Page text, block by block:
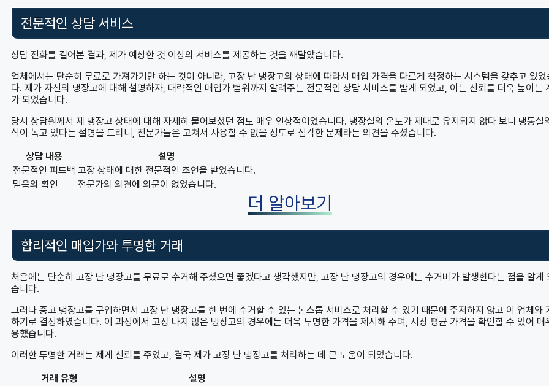
전문적인 상담 서비스
상담 전화를 걸어본 결과, 제가 예상한 것 이상의 서비스를 제공하는 것을 깨달았습니다.
업체에서는 단순히 무료로 가져가기만 하는 것이 아니라, 고장 난 냉장고의 상태에 따라서 매입 가격을 다르게 책정하는 시스템을 갖추고 있었
다. 제가 자신의 냉장고에 대해 설명하자, 대략적인 매입가 범위까지 알려주는 전문적인 상담 서비스를 받게 되었고, 이는 신뢰를 더욱 높이는
가 되었습니다.
당시 상담원께서 제 냉장고 상태에 대해 자세히 물어보셨던 점도 매우 인상적이었습니다. 냉장실의 온도가 제대로 유지되지 않다 보니 냉동실
식이 녹고 있다는 설명을 드리니, 전문가들은 고쳐서 사용할 수 없을 정도로 심각한 문제라는 의견을 주셨습니다.
상담 내용
설명
전문적인 피드백 고장 상태에 대한 전문적인 조언을 받었습니다.
믿음의 확인
전문가의 의견에 의문이 없었습니다.
더 알아보기
합리적인 매입가와 투명한 거래
처음에는 단순히 고장 난 냉장고를 무료로 수거해 주셨으면 좋겠다고 생각했지만, 고장 난 냉장고의 경우에는 수거비가 발생한다는 점을 알게
습니다.
그러나 중고 냉장고를 구입하면서 고장 난 냉장고를 한 번에 수거할 수 있는 논스톱 서비스로 처리할 수 있기 때문에 주저하지 않고 이 업체와
하기로 결정하였습니다. 이 과정에서 고장 나지 않은 냉장고의 경우에는 더욱 투명한 가격을 제시해 주며, 시장 평균 가격을 확인할 수 있어 매
용했습니다.
이러한 투명한 거래는 제게 신뢰를 주었고, 결국 제가 고장 난 냉장고를 처리하는 데 큰 도움이 되었습니다.
거래 유형
설명